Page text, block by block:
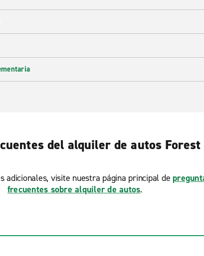
del alquiler de autos
adicionales, visite nuestra página principal de
frecuentes sobre alquiler de autos.